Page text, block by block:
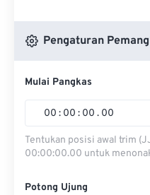
Pengaturan
Mulai Pangkas
00 : 00 : 00 . 00
Tentukan posisi awal trim
00:00:00.00 untuk
Potong Ujung